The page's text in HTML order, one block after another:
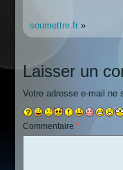
soumettre.fr »
Laisser un
Votre adresse e-mail ne
Commentaire *